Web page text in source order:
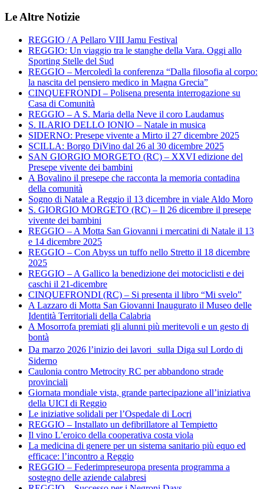
Le Altre Notizie
REGGIO / A Pellaro VIII Jamu Festival
REGGIO: Un viaggio tra le stanghe della Vara. Oggi allo
Sporting Stelle del Sud
REGGIO – Mercoledì la conferenza “Dalla filosofia al corpo:
la nascita del pensiero medico in Magna Grecia”
CINQUEFRONDI – Polisena presenta interrogazione su
Casa di Comunità
REGGIO – A S. Maria della Neve il coro Laudamus
S. ILARIO DELLO IONIO – Natale in musica
SIDERNO: Presepe vivente a Mirto il 27 dicembre 2025
SCILLA: Borgo DiVino dal 26 al 30 dicembre 2025
SAN GIORGIO MORGETO (RC) – XXVI edizione del
Presepe vivente dei bambini
A Bovalino il presepe che racconta la memoria contadina
della comunità
Sogno di Natale a Reggio il 13 dicembre in viale Aldo Moro
S. GIORGIO MORGETO (RC) – Il 26 dicembre il presepe
vivente dei bambini
REGGIO – A Motta San Giovanni i mercatini di Natale il 13
e 14 dicembre 2025
REGGIO – Con Abyss un tuffo nello Stretto il 18 dicembre
2025
REGGIO – A Gallico la benedizione dei motociclisti e dei
caschi il 21-dicembre
CINQUEFRONDI (RC) – Si presenta il libro “Mi svelo”
A Lazzaro di Motta San Giovanni Inaugurato il Museo delle
Identità Territoriali della Calabria
A Mosorrofa premiati gli alunni più meritevoli e un gesto di
bontà
Da marzo 2026 l’inizio dei lavori sulla Diga sul Lordo di
Siderno
Caulonia contro Metrocity RC per abbandono strade
provinciali
Giornata mondiale vista, grande partecipazione all’iniziativa
della UICI di Reggio
Le iniziative solidali per l’Ospedale di Locri
REGGIO – Installato un defibrillatore al Tempietto
Il vino L’eroico della cooperativa costa viola
La medicina di genere per un sistema sanitario più equo ed
efficace: l’incontro a Reggio
REGGIO – Federimpreseuropa presenta programma a
sostegno delle aziende calabresi